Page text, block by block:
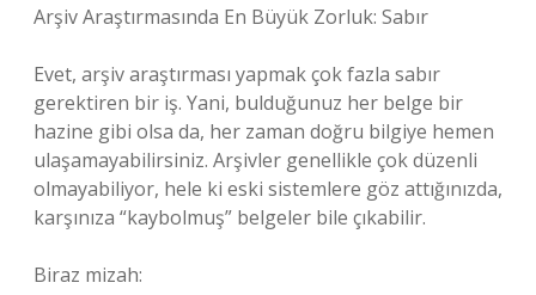
Arşiv Araştırmasında En Büyük Zorluk: Sabır
Evet, arşiv araştırması yapmak çok fazla sabır
gerektiren bir iş. Yani, bulduğunuz her belge bir
hazine gibi olsa da, her zaman doğru bilgiye hemen
ulaşamayabilirsiniz. Arşivler genellikle çok düzenli
olmayabiliyor, hele ki eski sistemlere göz attığınızda,
karşınıza “kaybolmuş” belgeler bile çıkabilir.
Biraz mizah: